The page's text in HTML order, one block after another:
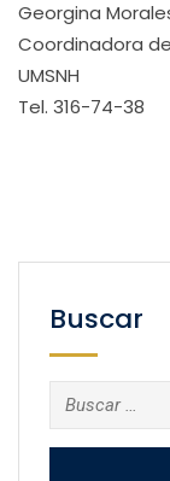
Georgina
Coordinadora
UMSNH
Tel. 316-74-38
Buscar
Buscar: